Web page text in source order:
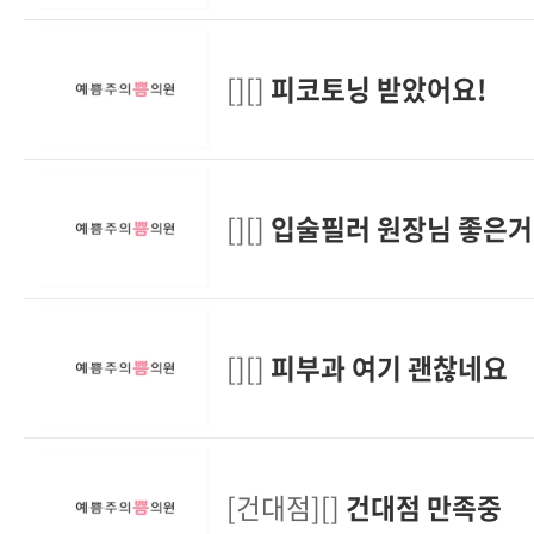
[][] 피코토닝 받았어요!
[][] 입술필러 원장님 좋은
[][] 피부과 여기 괜찮네요
[건대점][] 건대점 만족중